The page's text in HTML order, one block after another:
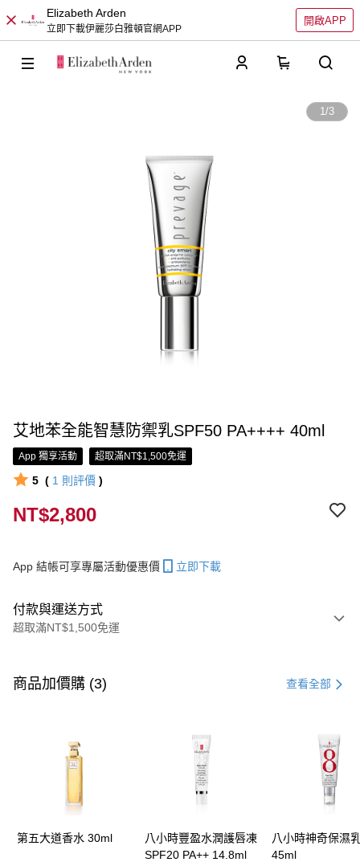
Elizabeth Arden
立即下載伊麗莎白雅頓官網APP
開啟APP
1/3
艾地苯全能智慧防禦乳SPF50 PA++++ 40ml
App 獨享活動 超取滿NT$1,500免運
5 ( 1 則評價 )
NT$2,800
App 結帳可享專屬活動優惠價 立即下載
付款與運送方式
超取滿NT$1,500免運
信用卡一次付款
21家銀行
合作金庫商業銀行
第一商業銀行
彰化商業銀行
上海商業儲蓄銀行
台北富邦商業銀行
國泰世華商業銀行
臺灣中小企業銀行
台中商業銀行
匯豐（台灣）商業銀行
華泰商業銀行
超商取貨付款
商品加價購 (3) 查看全部
第五大道香水 30ml
八小時豐盈水潤護唇凍
SPF20 PA++ 14.8ml
八小時神奇保濕
45ml